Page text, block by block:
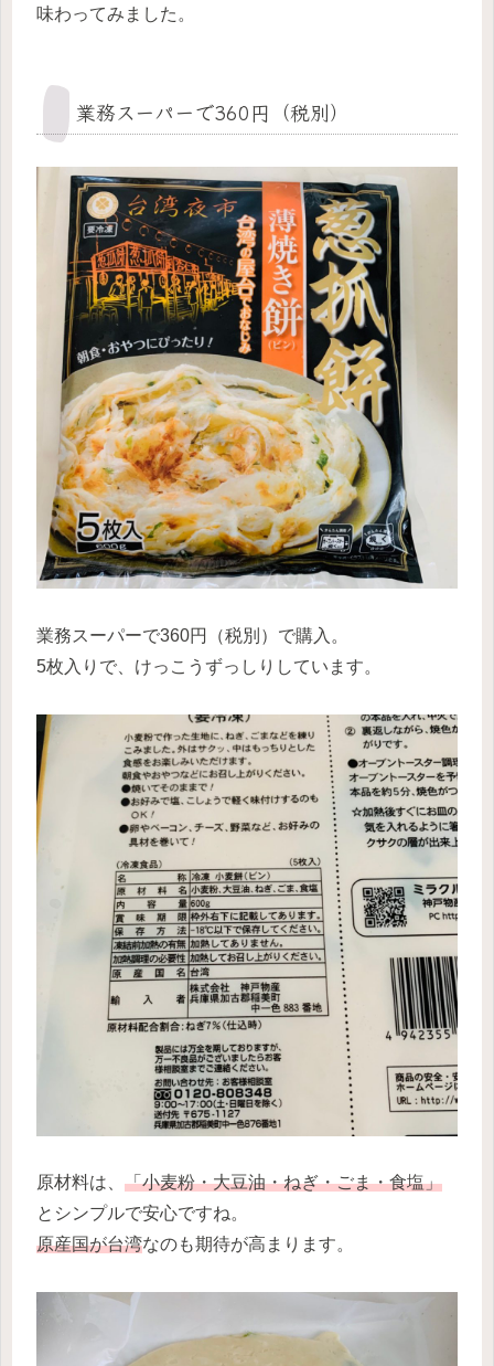
味わってみました。
業務スーパーで360円（税別）
業務スーパーで360円（税別）で購入。
5枚入りで、けっこうずっしりしています。
原材料は、 「小麦粉・大豆油・ねぎ・ごま・食塩」
とシンプルで安心ですね。
原産国が台湾なのも期待が高まります。